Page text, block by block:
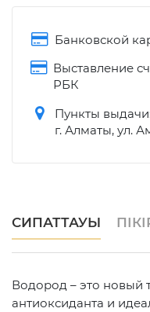
Банковской
Выставление
РБК
Пункты
г. Алматы, ул.
СИПАТТАУЫ
Водород – это новый
антиоксиданта и